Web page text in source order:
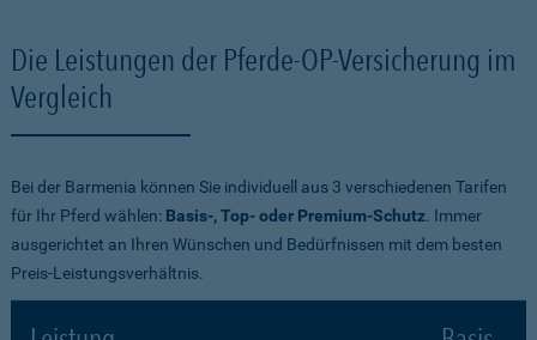
Die Leistungen der Pferde-OP-Versicherung im
Vergleich
Bei der Barmenia können Sie individuell aus 3 verschiedenen Tarifen
für Ihr Pferd wählen: Basis-, Top- oder Premium-Schutz. Immer
ausgerichtet an Ihren Wünschen und Bedürfnissen mit dem besten
Preis-Leistungsverhältnis.